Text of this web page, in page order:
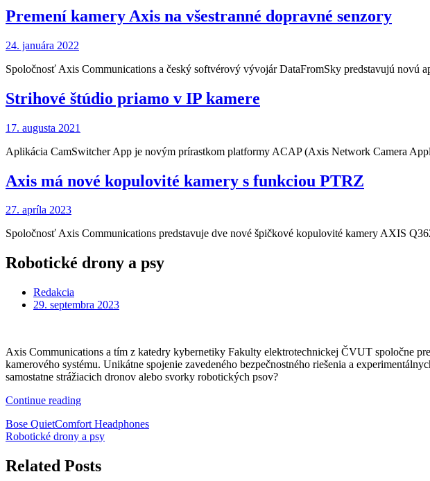
Premení kamery Axis na všestranné dopravné senzory
24. januára 2022
Spoločnosť Axis Communications a český softvérový vývojár DataFromSky predstavujú
Strihové štúdio priamo v IP kamere
17. augusta 2021
Aplikácia CamSwitcher App je novým prírastkom platformy ACAP (Axis Network Camera
Axis má nové kopulovité kamery s funkciou PTRZ
27. apríla 2023
Spoločnosť Axis Communications predstavuje dve nové špičkové kopulovité kamery AXIS
Robotické drony a psy
Redakcia
29. septembra 2023
Axis Communications a tím z katedry kybernetiky Fakulty elektrotechnickej ČVUT spoločne
kamerového systému. Unikátne spojenie zavedeného bezpečnostného riešenia a
samostatne strážiacich dronov alebo svorky robotických psov?
Continue reading„Robotické
a
psy“
Navigácia
v
článku
Bose QuietComfort Headphones
Robotické drony a psy
Related Posts